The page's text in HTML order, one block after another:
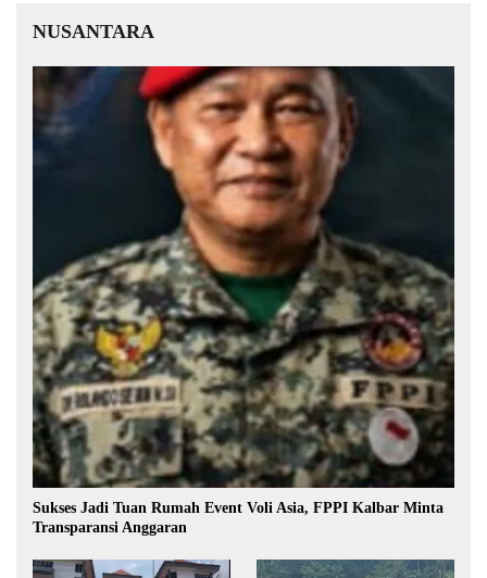
NUSANTARA
Sukses Jadi Tuan Rumah Event Voli Asia, FPPI Kalbar Minta
Transparansi Anggaran